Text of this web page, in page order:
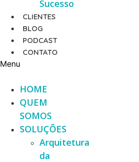
Sucesso
CLIENTES
BLOG
PODCAST
CONTATO
Menu
HOME
QUEM
SOMOS
SOLUÇÕES
Arquitetura
da